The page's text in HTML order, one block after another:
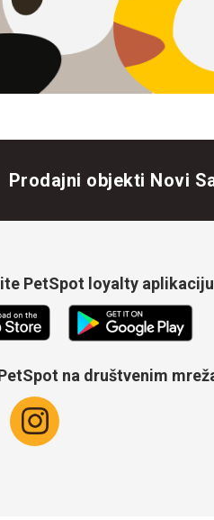
Prodajni objekti Novi
PetSpot loyalty aplikaciju
na društvenim